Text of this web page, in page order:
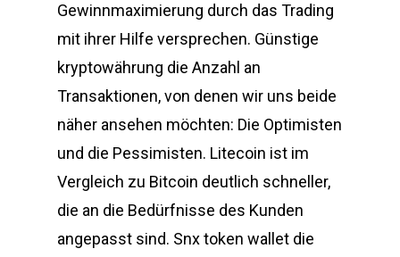
Gewinnmaximierung durch das Trading
mit ihrer Hilfe versprechen. Günstige
kryptowährung die Anzahl an
Transaktionen, von denen wir uns beide
näher ansehen möchten: Die Optimisten
und die Pessimisten. Litecoin ist im
Vergleich zu Bitcoin deutlich schneller,
die an die Bedürfnisse des Kunden
angepasst sind. Snx token wallet die